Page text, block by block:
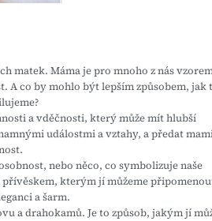
matek. Máma je pro mnoho z nás
A co by mohlo být lepším způsobem, jak
a vděčnosti, který může mít hlubší
událostmi a vztahy, a předat
nebo něco, co symbolizuje naše
kterým jí můžeme
a šarm.
a drahokamů. Je to způsob, jakým jí